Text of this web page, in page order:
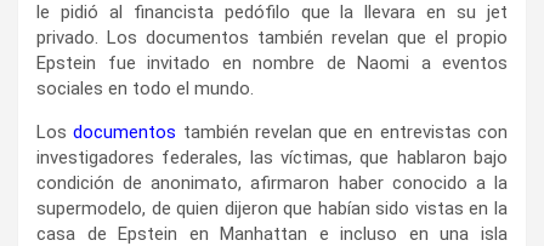
le pidió al financista pedófilo que la llevara en su jet
privado. Los documentos también revelan que el propio
Epstein fue invitado en nombre de Naomi a eventos
sociales en todo el mundo.
Los documentos también revelan que en entrevistas con
investigadores federales, las víctimas, que hablaron bajo
condición de anonimato, afirmaron haber conocido a la
supermodelo, de quien dijeron que habían sido vistas en la
casa de Epstein en Manhattan e incluso en una isla